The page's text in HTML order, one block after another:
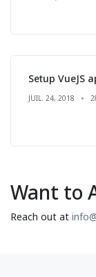
Setup VueJS
JUIL. 24, 2018
Want to
Reach out at